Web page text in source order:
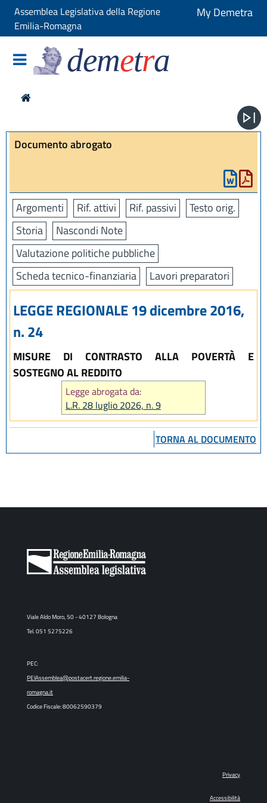
Assemblea Legislativa della Regione
Emilia-Romagna
My Demetra
demetra
Documento abrogato
Argomenti Rif. attivi Rif. passivi
Testo orig.
Storia
Nascondi Note
Valutazione politiche pubbliche
Scheda tecnico-finanziaria
Lavori preparatori
LEGGE REGIONALE 19 dicembre 2016,
n. 24
MISURE DI CONTRASTO ALLA POVERTÀ E
SOSTEGNO AL REDDITO
Legge abrogata da:
L.R. 28 luglio 2026, n. 9
TORNA AL DOCUMENTO
Viale Aldo Moro, 50 - 40127 Bologna
Tel. 051 5275226
PEC:
PEIAssemblea@postacert.regione.emilia-
romagna.it
Codice Fiscale: 80062590379
Privacy
Accessibilità